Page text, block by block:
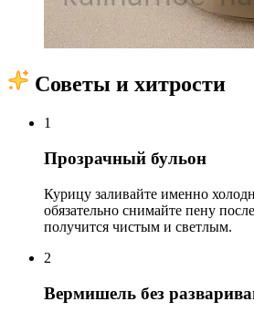
Советы и хитрости
1
Прозрачный бульон
Курицу заливайте именно
обязательно снимайте пену
получится чистым и светлым.
2
Вермишель без